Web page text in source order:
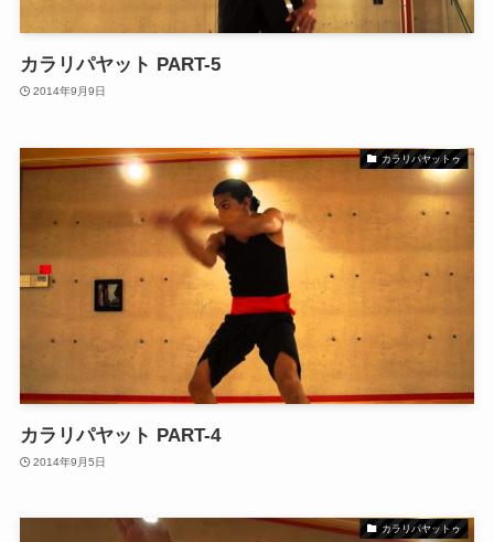
カラリパヤット PART-5
2014年9月9日
カラリパヤットゥ
カラリパヤット PART-4
2014年9月5日
カラリパヤットゥ